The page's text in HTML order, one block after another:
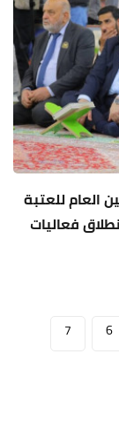
العام للعتبة
فعاليات
6
7